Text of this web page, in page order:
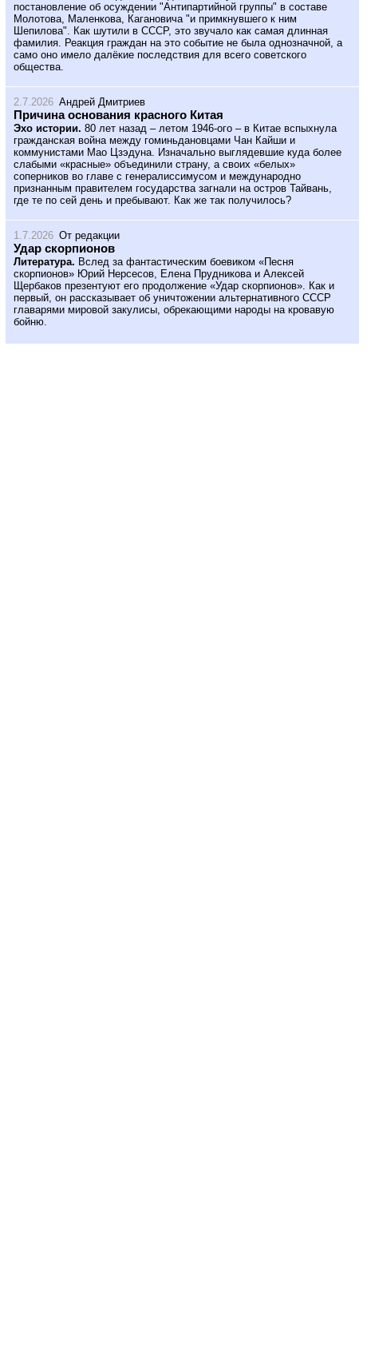
постановление об осуждении "Антипартийной группы" в составе
Молотова, Маленкова, Кагановича "и примкнувшего к ним
Шепилова". Как шутили в СССР, это звучало как самая длинная
фамилия. Реакция граждан на это событие не была однозначной, а
само оно имело далёкие последствия для всего советского
общества.
2.7.2026 Андрей Дмитриев
Причина основания красного Китая
Эхо истории. 80 лет назад – летом 1946-ого – в Китае вспыхнула
гражданская война между гоминьдановцами Чан Кайши и
коммунистами Мао Цзэдуна. Изначально выглядевшие куда более
слабыми «красные» объединили страну, а своих «белых»
соперников во главе с генералиссимусом и международно
признанным правителем государства загнали на остров Тайвань,
где те по сей день и пребывают. Как же так получилось?
1.7.2026 От редакции
Удар скорпионов
Литература. Вслед за фантастическим боевиком «Песня
скорпионов» Юрий Нерсесов, Елена Прудникова и Алексей
Щербаков презентуют его продолжение «Удар скорпионов». Как и
первый, он рассказывает об уничтожении альтернативного СССР
главарями мировой закулисы, обрекающими народы на кровавую
бойню.